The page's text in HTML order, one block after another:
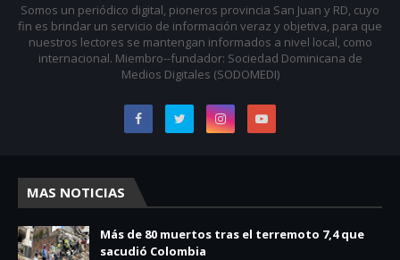
Somos un periódico digital, pioneros provincia San Juan y RD, cuyo
fin es brindar un servicio de información veraz y objetiva, para que
nuestros lectores se mantengan informados a nivel local, como
internacional. Miembro--fundador: Sociedad Dominicana de
Medios Digitales (SODOMEDI)
MAS NOTICIAS
Más de 80 muertos tras el terremoto 7,4 que
sacudió Colombia